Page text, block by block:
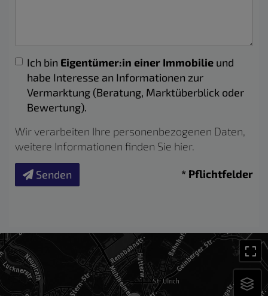
Ich bin Eigentümer:in einer Immobilie und
habe Interesse an Informationen zur
Vermarktung (Beratung, Marktüberblick oder
Bewertung).
Wir verarbeiten Ihre personenbezogenen Daten,
weitere Informationen finden Sie hier.
Senden * Pflichtfelder